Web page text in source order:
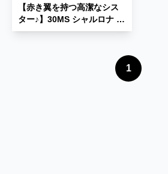
【赤き翼を持つ高潔なシス
ター♪】30MS シャルロナ ア
ニマートフォーム 制作レビ
1